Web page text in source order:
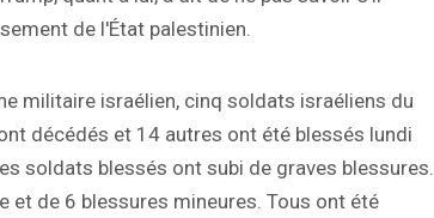
de l'État palestinien.
militaire israélien, cinq soldats israéliens du
décédés et 14 autres ont été blessés lundi
soldats blessés ont subi de graves blessures.
et de 6 blessures mineures. Tous ont été